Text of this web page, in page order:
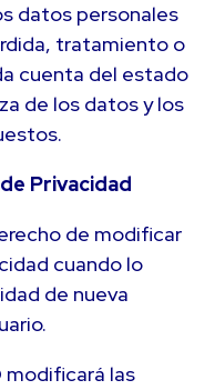
datos personales
tratamiento o
cuenta del estado
de los datos y los
Privacidad
de modificar
cuando lo
de nueva
modificará las